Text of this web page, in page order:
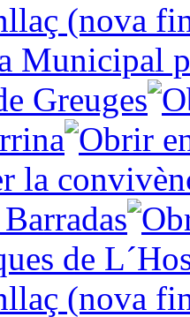
Municipal
Greuges
la
de